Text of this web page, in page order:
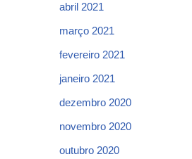
abril 2021
março 2021
fevereiro 2021
janeiro 2021
dezembro 2020
novembro 2020
outubro 2020